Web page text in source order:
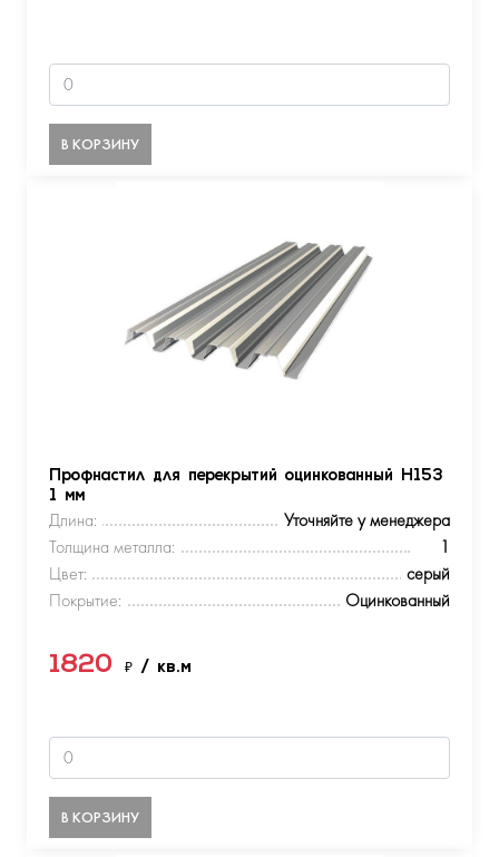
В КОРЗИНУ
Профнастил для перекрытий оцинкованный Н153
1 мм
Длина:
Уточняйте у менеджера
Толщина металла:
1
Цвет:
серый
Покрытие:
Оцинкованный
1820 ₽ / кв.м
В КОРЗИНУ